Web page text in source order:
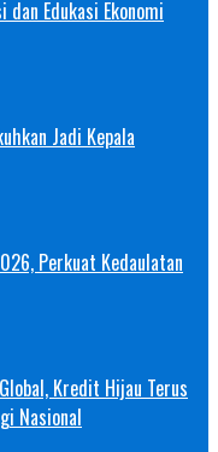
Edukasi Ekonomi
Jadi Kepala
Perkuat Kedaulatan
Kredit Hijau Terus
Nasional